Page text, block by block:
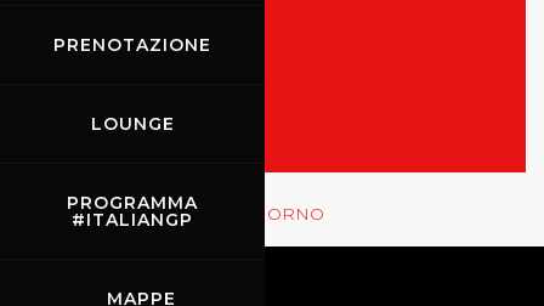
PRENOTAZIONE
LOUNGE
PROGRAMMA
#ITALIANGP
MAPPE
MOSTRA GLI EVENTI DEL GIORNO